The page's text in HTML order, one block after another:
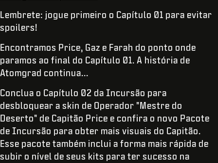
Lembrete: jogue primeiro o Capítulo 01 para evitar
spoilers!
Encontramos Price, Gaz e Farah do ponto onde
paramos ao final do Capítulo 01. A história de
Atomgrad continua...
Conclua o Capítulo 02 da Incursão para
desbloquear a skin de Operador "Mestre do
Deserto" de Capitão Price e confira o novo Pacote
de Incursão para obter mais visuais do Capitão.
Esse pacote também inclui a forma mais rápida de
subir o nível de seus kits para ter sucesso na